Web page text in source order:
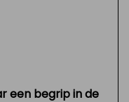
een begrip in de